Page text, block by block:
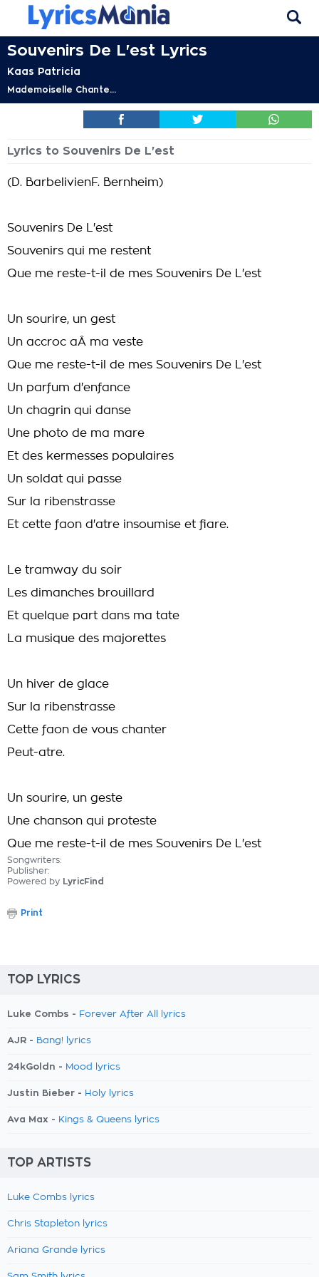
Souvenirs De L'est Lyrics
Kaas Patricia
Mademoiselle Chante...
Lyrics to Souvenirs De L'est
(D. BarbelivienF. Bernheim)
Souvenirs De L'est
Souvenirs qui me restent
Que me reste-t-il de mes Souvenirs De L'est
Un sourire, un gest
Un accroc aÂ ma veste
Que me reste-t-il de mes Souvenirs De L'est
Un parfum d'enfance
Un chagrin qui danse
Une photo de ma mare
Et des kermesses populaires
Un soldat qui passe
Sur la ribenstrasse
Et cette faon d'atre insoumise et fiare.
Le tramway du soir
Les dimanches brouillard
Et quelque part dans ma tate
La musique des majorettes
Un hiver de glace
Sur la ribenstrasse
Cette faon de vous chanter
Peut-atre.
Un sourire, un geste
Une chanson qui proteste
Que me reste-t-il de mes Souvenirs De L'est
Songwriters:
Publisher:
Powered by LyricFind
Print
TOP LYRICS
Luke Combs - Forever After All lyrics
AJR - Bang! lyrics
24kGoldn - Mood lyrics
Justin Bieber - Holy lyrics
Ava Max - Kings & Queens lyrics
TOP ARTISTS
Luke Combs lyrics
Chris Stapleton lyrics
Ariana Grande lyrics